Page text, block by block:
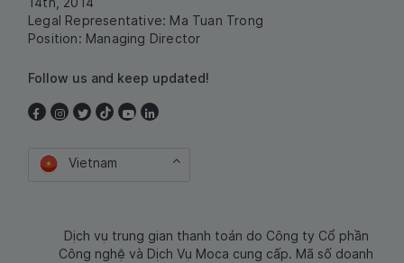
Legal Representative: Ma Tuan Trong
Position: Managing Director
Follow us and keep updated!
Vietnam
Dịch vụ trung gian thanh toán do Công ty Cổ phần
Công nghệ và Dịch Vụ Moca cung cấp. Mã số doanh